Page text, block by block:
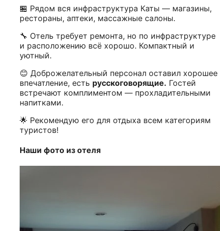
🏪 Рядом вся инфраструктура Каты — магазины,
рестораны, аптеки, массажные салоны.
🔧 Отель требует ремонта, но по инфраструктуре
и расположению всё хорошо. Компактный и
уютный.
😊 Доброжелательный персонал оставил хорошее
впечатление, есть русскоговорящие. Гостей
встречают комплиментом — прохладительными
напитками.
🌟 Рекомендую его для отдыха всем категориям
туристов!
Наши фото из отеля